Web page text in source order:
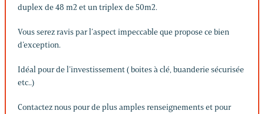
duplex de 48 m2 et un triplex de 50m2.
Vous serez ravis par l’aspect impeccable que propose ce bien
d’exception.
Idéal pour de l’investissement ( boites à clé, buanderie sécurisée
etc..)
Contactez nous pour de plus amples renseignements et pour